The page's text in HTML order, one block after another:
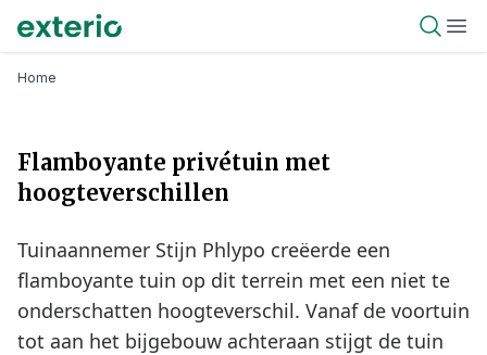
Overslaan
en
Exterio
Open
Kruimelpad
Home
Flamboyante privétuin met
hoogteverschillen
Tuinaannemer Stijn Phlypo creëerde een
flamboyante tuin op dit terrein met een niet te
onderschatten hoogteverschil. Vanaf de voortuin
tot aan het bijgebouw achteraan stijgt de tuin